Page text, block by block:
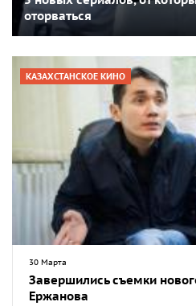
оторваться
КАЗАХСТАНСКОЕ КИНО
30 Марта
Завершились съемки
Ержанова